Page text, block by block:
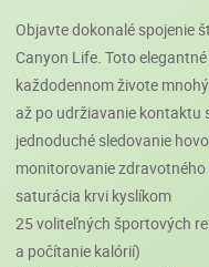
Objavte dokonalé spojenie
Canyon Life. Toto
každodennom živote
až po udržiavanie kontaktu
jednoduché sledovanie
monitorovanie
saturácia krvi kyslíkom
25 voliteľných športových
a počítanie kalórií)